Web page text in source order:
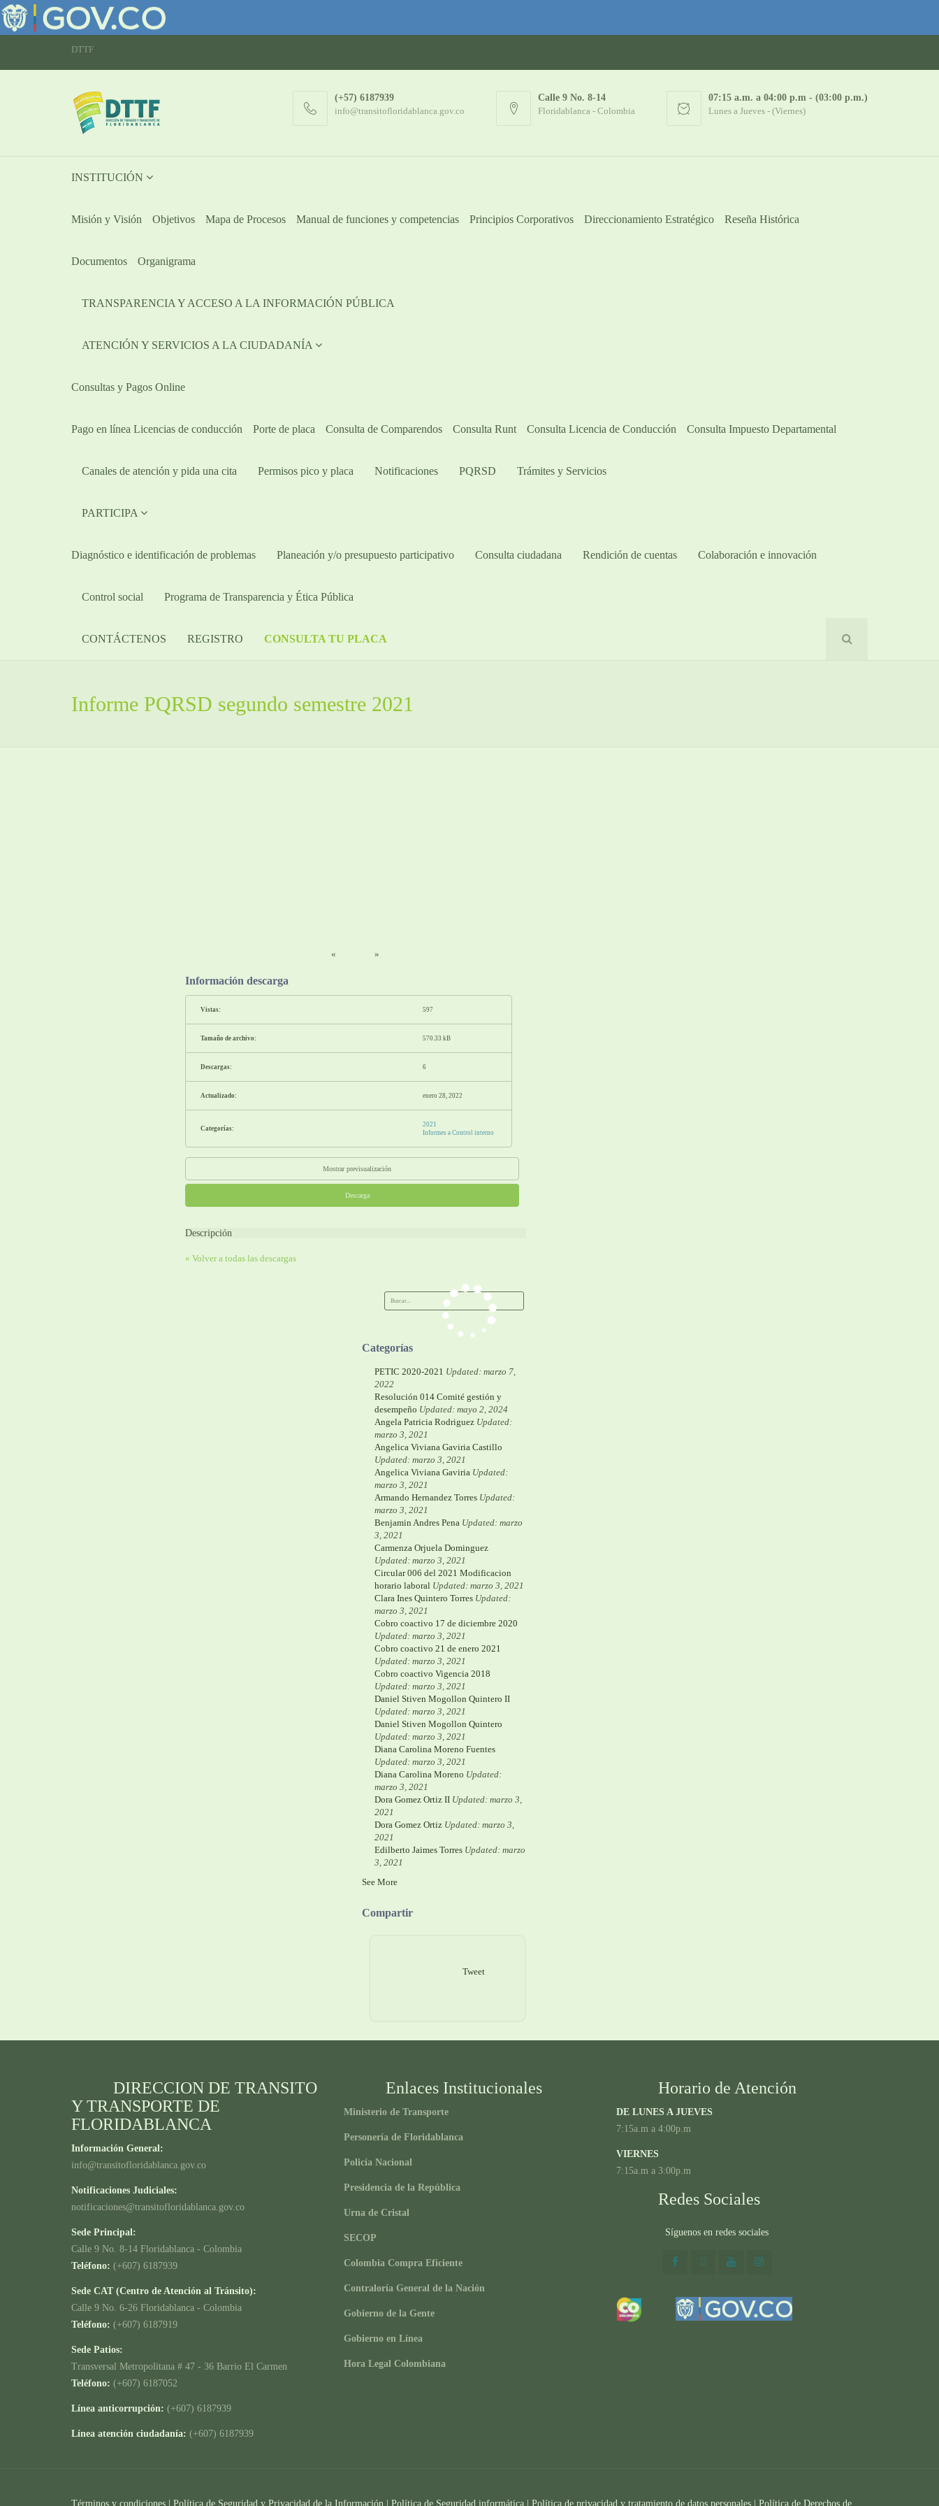
DTTF
(+57) 6187939
info@transitofloridablanca.gov.co
Calle 9 No. 8-14
Floridablanca - Colombia
07:15 a.m. a 04:00 p.m - (03:00 p.m.)
Lunes a Jueves - (Viernes)
INSTITUCIÓN
Misión y Visión Objetivos Mapa de Procesos Manual de funciones y competencias Principios Corporativos Direccionamiento Estratégico Reseña Histórica
Documentos Organigrama
TRANSPARENCIA Y ACCESO A LA INFORMACIÓN PÚBLICA
ATENCIÓN Y SERVICIOS A LA CIUDADANÍA
Consultas y Pagos Online
Pago en línea Licencias de conducción Porte de placa Consulta de Comparendos Consulta Runt Consulta Licencia de Conducción Consulta Impuesto Departamental
Canales de atención y pida una cita Permisos pico y placa Notificaciones PQRSD Trámites y Servicios
PARTICIPA
Diagnóstico e identificación de problemas Planeación y/o presupuesto participativo​ Consulta ciudadana Rendición de cuentas Colaboración e innovación
Control social Programa de Transparencia y Ética Pública
CONTÁCTENOS REGISTRO CONSULTA TU PLACA
Informe PQRSD segundo semestre 2021
« »
Información descarga
Vistas: 597
Tamaño de archivo: 570.33 kB
Descargas: 6
Actualizado: enero 28, 2022
Categorías:
2021
Informes a Control interno
Mostrar previsualización
Descarga
Descripción
« Volver a todas las descargas
Categorías
PETIC 2020-2021 Updated: marzo 7,
2022
Resolución 014 Comité gestión y
desempeño Updated: mayo 2, 2024
Angela Patricia Rodriguez Updated:
marzo 3, 2021
Angelica Viviana Gaviria Castillo
Updated: marzo 3, 2021
Angelica Viviana Gaviria Updated:
marzo 3, 2021
Armando Hernandez Torres Updated:
marzo 3, 2021
Benjamin Andres Pena Updated: marzo
3, 2021
Carmenza Orjuela Dominguez
Updated: marzo 3, 2021
Circular 006 del 2021 Modificacion
horario laboral Updated: marzo 3, 2021
Clara Ines Quintero Torres Updated:
marzo 3, 2021
Cobro coactivo 17 de diciembre 2020
Updated: marzo 3, 2021
Cobro coactivo 21 de enero 2021
Updated: marzo 3, 2021
Cobro coactivo Vigencia 2018
Updated: marzo 3, 2021
Daniel Stiven Mogollon Quintero II
Updated: marzo 3, 2021
Daniel Stiven Mogollon Quintero
Updated: marzo 3, 2021
Diana Carolina Moreno Fuentes
Updated: marzo 3, 2021
Diana Carolina Moreno Updated:
marzo 3, 2021
Dora Gomez Ortiz II Updated: marzo 3,
2021
Dora Gomez Ortiz Updated: marzo 3,
2021
Edilberto Jaimes Torres Updated: marzo
3, 2021
See More
Compartir
Tweet
DIRECCION DE TRANSITO
Y TRANSPORTE DE
FLORIDABLANCA
Información General:
info@transitofloridablanca.gov.co
Notificaciones Judiciales:
notificaciones@transitofloridablanca.gov.co
Sede Principal:
Calle 9 No. 8-14 Floridablanca - Colombia
Teléfono: (+607) 6187939
Sede CAT (Centro de Atención al Tránsito):
Calle 9 No. 6-26 Floridablanca - Colombia
Teléfono: (+607) 6187919
Sede Patios:
Transversal Metropolitana # 47 - 36 Barrio El Carmen
Teléfono: (+607) 6187052
Línea anticorrupción: (+607) 6187939
Línea atención ciudadanía: (+607) 6187939
Enlaces Institucionales
Ministerio de Transporte
Personería de Floridablanca
Policía Nacional
Presidencia de la República
Urna de Cristal
SECOP
Colombia Compra Eficiente
Contraloría General de la Nación
Gobierno de la Gente
Gobierno en Línea
Hora Legal Colombiana
Horario de Atención
DE LUNES A JUEVES
7:15a.m a 4:00p.m
VIERNES
7:15a.m a 3:00p.m
Redes Sociales
Síguenos en redes sociales
Términos y condiciones | Política de Seguridad y Privacidad de la Información | Política de Seguridad informática | Política de privacidad y tratamiento de datos personales | Política de Derechos de